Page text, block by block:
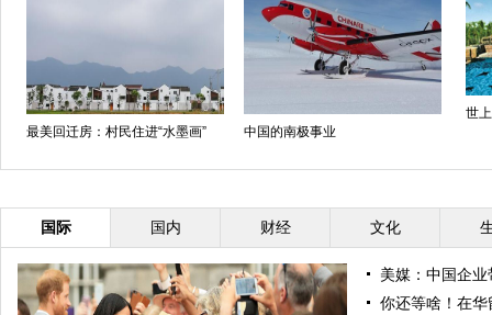
最美回迁房：村民住进“水墨画” 中国的南极事业
世
国际 国内 财经 文化
美媒：中国企
你还等啥！在